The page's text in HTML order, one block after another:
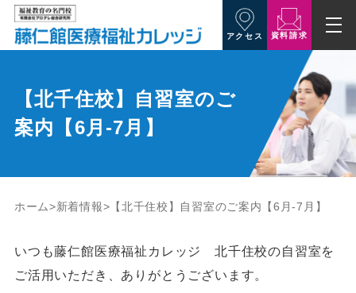
アクセス 資料請求
【北千住校】自習室のご
案内【6月-7月】
ホーム 新着情報 【北千住校】自習室のご案内【6月-7月】
いつも藤仁館医療福祉カレッジ 北千住校の自習室を
ご活用いただき、ありがとうございます。